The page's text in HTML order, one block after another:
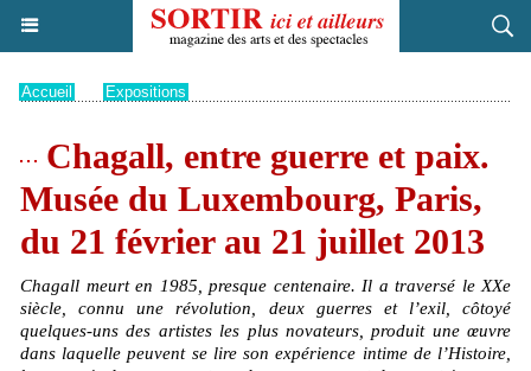
Accueil Expositions
Chagall, entre guerre et paix.
Musée du Luxembourg, Paris,
du 21 février au 21 juillet 2013
Chagall meurt en 1985, presque centenaire. Il a traversé le XXe
siècle, connu une révolution, deux guerres et l’exil, côtoyé
quelques-uns des artistes les plus novateurs, produit une œuvre
dans laquelle peuvent se lire son expérience intime de l’Histoire,